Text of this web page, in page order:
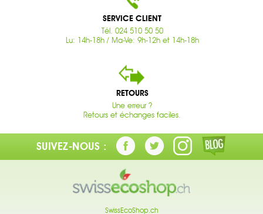
SERVICE CLIENT
Tél. 024 510 50 50
Lu: 14h-18h / Ma-Ve: 9h-12h et 14h-18h
RETOURS
Une erreur ?
Retours et échanges faciles.
SUIVEZ-NOUS :
SwissEcoShop.ch